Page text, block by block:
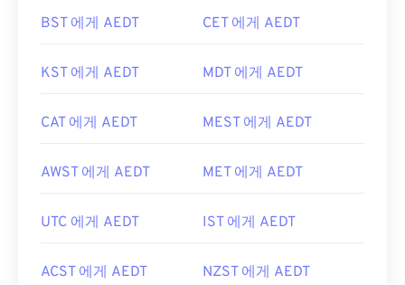
BST 에게 AEDT CET 에게 AEDT
KST 에게 AEDT MDT 에게 AEDT
CAT 에게 AEDT MEST 에게 AEDT
AWST 에게 AEDT MET 에게 AEDT
UTC 에게 AEDT IST 에게 AEDT
ACST 에게 AEDT NZST 에게 AEDT